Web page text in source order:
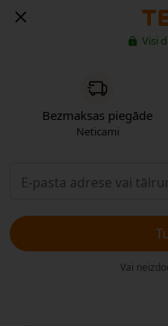
Visi
Bezmaksas piegāde
Neticami
Vai